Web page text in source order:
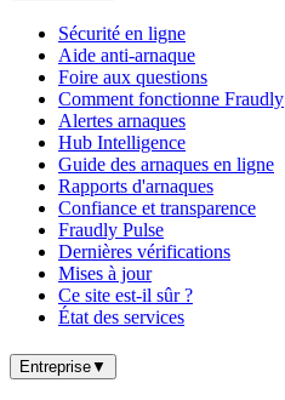
Sécurité en ligne
Aide anti-arnaque
Foire aux questions
Comment fonctionne Fraudly
Alertes arnaques
Hub Intelligence
Guide des arnaques en ligne
Rapports d'arnaques
Confiance et transparence
Fraudly Pulse
Dernières vérifications
Mises à jour
Ce site est-il sûr ?
État des services
Entreprise▼